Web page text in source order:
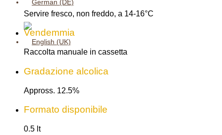
Servire fresco, non freddo, a 14-16°C
Vendemmia
Raccolta manuale in cassetta
Gradazione alcolica
Appross. 12.5%
Formato disponibile
0.5 lt